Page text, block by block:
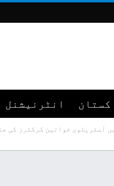
انٹرنیشنل
آسٹریلوی خواتین کرکٹرز کی